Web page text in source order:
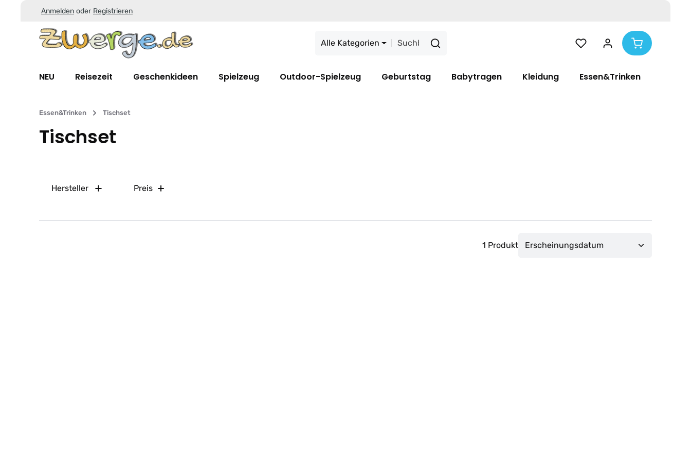
Zum Hauptinhalt springen
Zur Suche springen
Zur Hauptnavigation springen
Anmelden oder Registrieren
Alle Kategorien
NEU Reisezeit Geschenkideen Spielzeug Outdoor-Spielzeug Geburtstag Babytragen Kleidung Essen&Trinken
Essen&Trinken Tischset
Tischset
Hersteller Preis
1 Produkt